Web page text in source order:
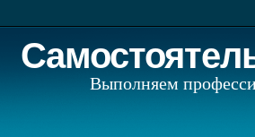
Выполняем